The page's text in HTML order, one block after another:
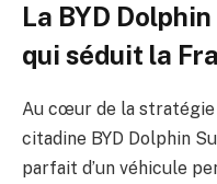
La BYD
qui séduit la
Au cœur de la stratégie
citadine BYD Dolphin
parfait d’un véhicule